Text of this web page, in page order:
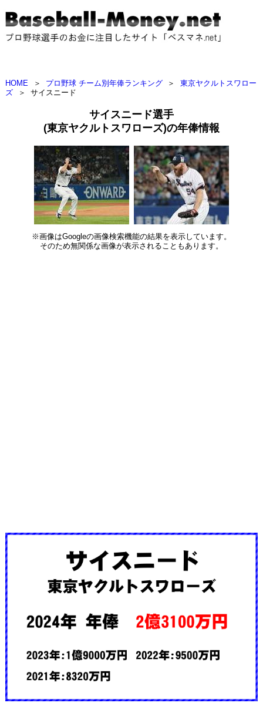
HOME ＞ プロ野球 チーム別年俸ランキング ＞
東京ヤクルトスワロー
ズ
＞ サイスニード
サイスニード選手
(東京ヤクルトスワローズ)の年俸情報
※画像はGoogleの画像検索機能の結果を表示しています。
そのため無関係な画像が表示されることもあります。